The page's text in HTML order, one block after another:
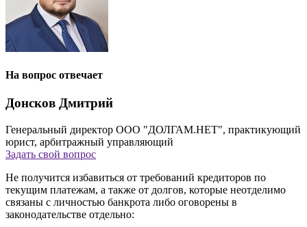
На вопрос отвечает
Донсков Дмитрий
Генеральный директор ООО "ДОЛГАМ.НЕТ", практикующий
юрист, арбитражный управляющий
Задать свой вопрос
Не получится избавиться от требований кредиторов по
текущим платежам, а также от долгов, которые неотделимо
связаны с личностью банкрота либо оговорены в
законодательстве отдельно: